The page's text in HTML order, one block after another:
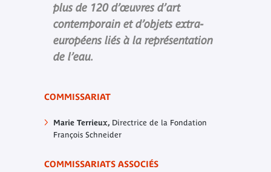
plus de 120 d’œuvres d’art
contemporain et d’objets extra-
européens liés à la représentation
de l’eau.
COMMISSARIAT
Marie Terrieux, Directrice de la Fondation
François Schneider
COMMISSARIATS ASSOCIÉS